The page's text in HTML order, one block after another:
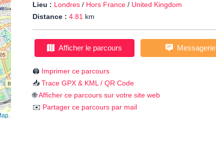
Lieu : Londres / Hors France / United Kingdom
Distance : 4.81 km
Afficher le parcours Messagerie
🖨️ Imprimer ce parcours
📥 Trace GPX & KML / QR Code
🌐Afficher ce parcours sur votre site web
✉️ Partager ce parcours par mail